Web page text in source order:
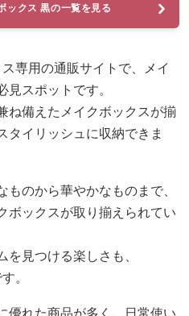
ックス 黒の一覧を見る
専用の通販サイトで、メイ
見スポットです。
ね備えたメイクボックスが揃
タイリッシュに収納できま
ものから華やかなものまで、
ボックスが取り揃えられてい
を見つける楽しさも、
。
優れた商品が多く、日常使い